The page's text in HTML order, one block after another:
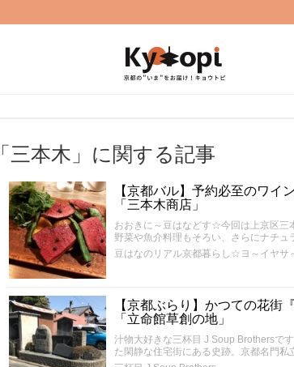
「三本木」に関する記事
【京都バル】予約必至のワ
「三本木商店」
おおきに～豆はなどす☆今回は上京区三
野菜や魚介料理もそろい、さらにナチュ
豆はなのリアル京都暮らし☆ヨ～イヤサ
【京都ぶらり】かつての花
「立命館草創の地」
汁物大好きな三杯目 J Soup Brothersで
た閑静な住宅街にある史跡。京都名門私